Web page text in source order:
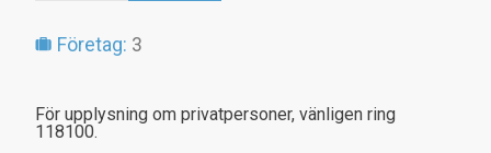
Företag: 3
För upplysning om privatpersoner, vänligen ring
118100.